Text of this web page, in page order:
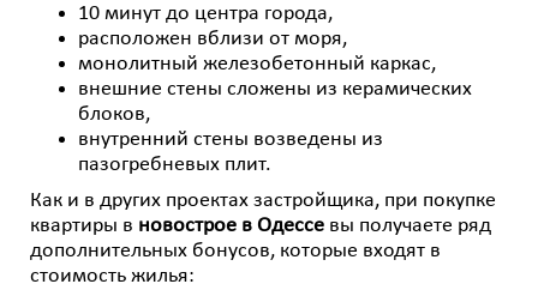
10 минут до центра города,
расположен вблизи от моря,
монолитный железобетонный каркас,
внешние стены сложены из керамических
блоков,
внутренний стены возведены из
пазогребневых плит.
Как и в других проектах застройщика, при покупке
квартиры в новострое в Одессе вы получаете ряд
дополнительных бонусов, которые входят в
стоимость жилья: